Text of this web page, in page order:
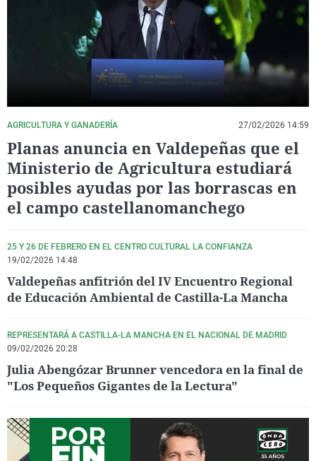
La rosa de los vientos
Gente viajera
Como el perro y el
Caso
Retornados
Equipo de
Operación Viuda
Extremadura
Galicia
La Rioja
Navarra
País Vasco
Virales
Televisión
Elecciones
AGRICULTURA Y GANADERÍA 27/02/2026 14:59
Planas anuncia en Valdepeñas que el
Ministerio de Agricultura estudiará
posibles ayudas por las borrascas en
el campo castellanomanchego
25 Y 26 DE FEBRERO EN EL CENTRO CULTURAL LA CONFIANZA
19/02/2026 14:48
Valdepeñas anfitrión del IV Encuentro Regional
de Educación Ambiental de Castilla-La Mancha
REPRESENTARÁ A CASTILLA-LA MANCHA EN EL NACIONAL DE MADRID
09/02/2026 20:28
Julia Abengózar Brunner vencedora en la final de
"Los Pequeños Gigantes de la Lectura"